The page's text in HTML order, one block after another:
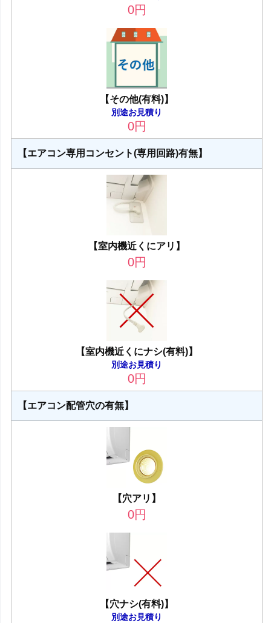
0円
【その他(有料)】
別途お見積り
0円
【エアコン専用コンセント(専用回路)有無】
【室内機近くにアリ】
0円
【室内機近くにナシ(有料)】
別途お見積り
0円
【エアコン配管穴の有無】
【穴アリ】
0円
【穴ナシ(有料)】
別途お見積り